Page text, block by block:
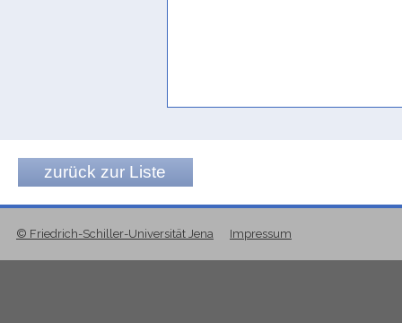
zurück zur Liste
© Friedrich-Schiller-Universität Jena Impressum